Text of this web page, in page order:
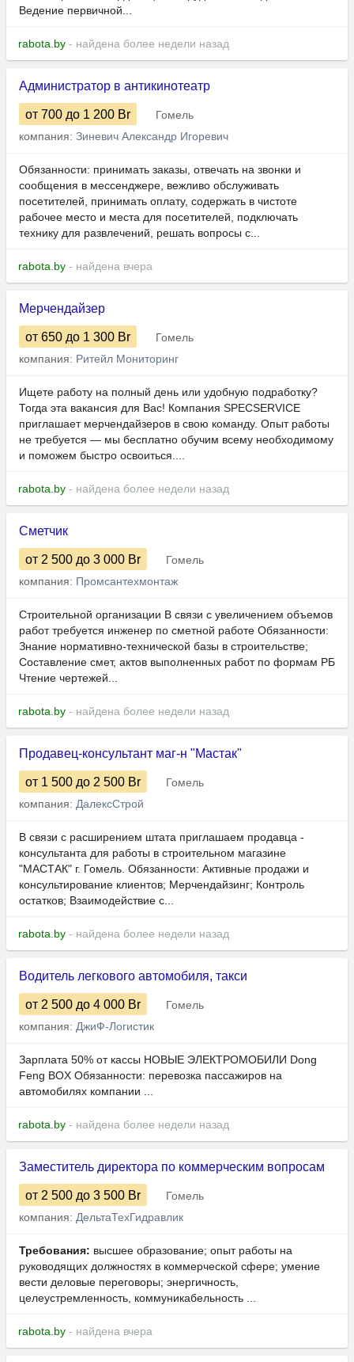
Ведение первичной...
rabota.by - найдена более недели назад
Администратор в антикинотеатр
от 700 до 1 200 Br
Гомель
компания: Зиневич Александр Игоревич
Обязанности: принимать заказы, отвечать на звонки и
сообщения в мессенджере, вежливо обслуживать
посетителей, принимать оплату, содержать в чистоте
рабочее место и места для посетителей, подключать
технику для развлечений, решать вопросы с...
rabota.by - найдена вчера
Мерчендайзер
от 650 до 1 300 Br
Гомель
компания: Ритейл Мониторинг
Ищете работу на полный день или удобную подработку?
Тогда эта вакансия для Вас! Компания SPECSERVICE
приглашает мерчендайзеров в свою команду. Опыт работы
не требуется — мы бесплатно обучим всему необходимому
и поможем быстро освоиться....
rabota.by - найдена более недели назад
Сметчик
от 2 500 до 3 000 Br
Гомель
компания: Промсантехмонтаж
Строительной организации В связи с увеличением объемов
работ требуется инженер по сметной работе Обязанности:
Знание нормативно-технической базы в строительстве;
Составление смет, актов выполненных работ по формам РБ
Чтение чертежей...
rabota.by - найдена более недели назад
Продавец-консультант маг-н "Мастак"
от 1 500 до 2 500 Br
Гомель
компания: ДалексСтрой
В связи с расширением штата приглашаем продавца -
консультанта для работы в строительном магазине
"МАСТАК" г. Гомель. Обязанности: Активные продажи и
консультирование клиентов; Мерчендайзинг; Контроль
остатков; Взаимодействие с...
rabota.by - найдена более недели назад
Водитель легкового автомобиля, такси
от 2 500 до 4 000 Br
Гомель
компания: ДжиФ-Логистик
Зарплата 50% от кассы НОВЫЕ ЭЛЕКТРОМОБИЛИ Dong
Feng BOX Обязанности: перевозка пассажиров на
автомобилях компании ...
rabota.by - найдена более недели назад
Заместитель директора по коммерческим вопросам
от 2 500 до 3 500 Br
Гомель
компания: ДельтаТехГидравлик
Требования: высшее образование; опыт работы на
руководящих должностях в коммерческой сфере; умение
вести деловые переговоры; энергичность,
целеустремленность, коммуникабельность ...
rabota.by - найдена вчера